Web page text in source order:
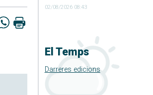
02/08/2026 08:43
El Temps
Darreres edicions